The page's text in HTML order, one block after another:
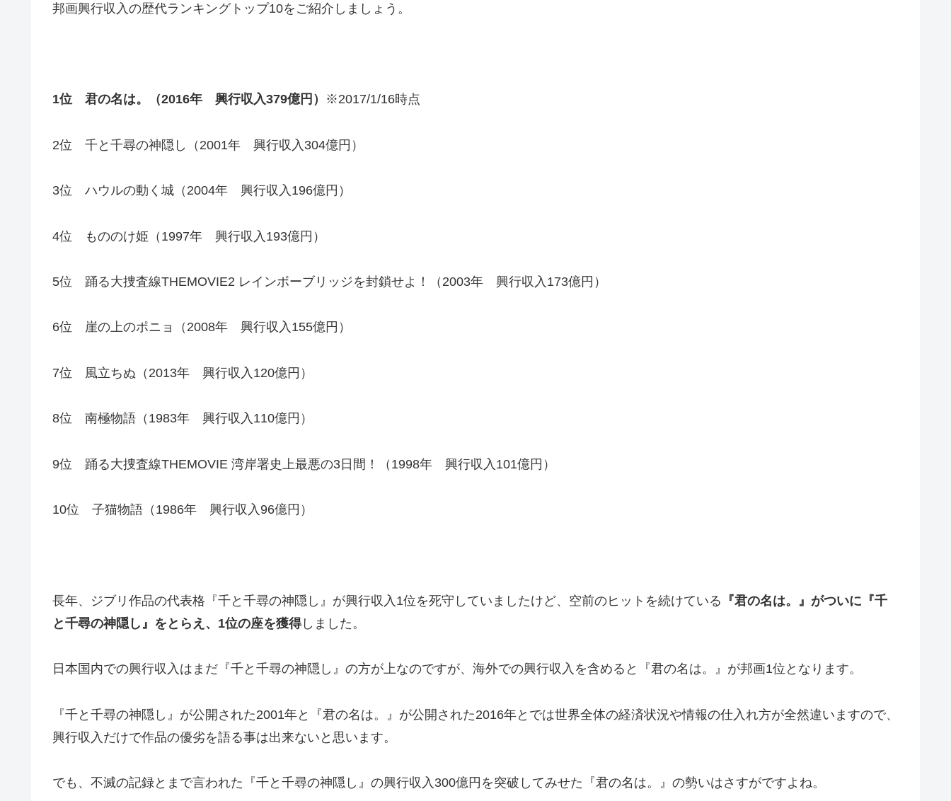
邦画興行収入の歴代ランキングトップ10をご紹介しましょう。
1位 君の名は。（2016年 興行収入379億円） ※2017/1/16時点
2位 千と千尋の神隠し（2001年 興行収入304億円）
3位 ハウルの動く城（2004年 興行収入196億円）
4位 もののけ姫（1997年 興行収入193億円）
5位 踊る大捜査線THEMOVIE2 レインボーブリッジを封鎖せよ！（2003年 興行収入173億円）
6位 崖の上のポニョ（2008年 興行収入155億円）
7位 風立ちぬ（2013年 興行収入120億円）
8位 南極物語（1983年 興行収入110億円）
9位 踊る大捜査線THEMOVIE 湾岸署史上最悪の3日間！（1998年 興行収入101億円）
10位 子猫物語（1986年 興行収入96億円）
長年、ジブリ作品の代表格『千と千尋の神隠し』が興行収入1位を死守していましたけど、空前のヒットを続けている 『君の名は。』がついに『千
と千尋の神隠し』をとらえ、1位の座を獲得しました。
日本国内での興行収入はまだ『千と千尋の神隠し』の方が上なのですが、海外での興行収入を含めると『君の名は。』が邦画1位となります。
『千と千尋の神隠し』が公開された2001年と『君の名は。』が公開された2016年とでは世界全体の経済状況や情報の仕入れ方が全然違いますので、
興行収入だけで作品の優劣を語る事は出来ないと思います。
でも、不滅の記録とまで言われた『千と千尋の神隠し』の興行収入300億円を突破してみせた『君の名は。』の勢いはさすがですよね。